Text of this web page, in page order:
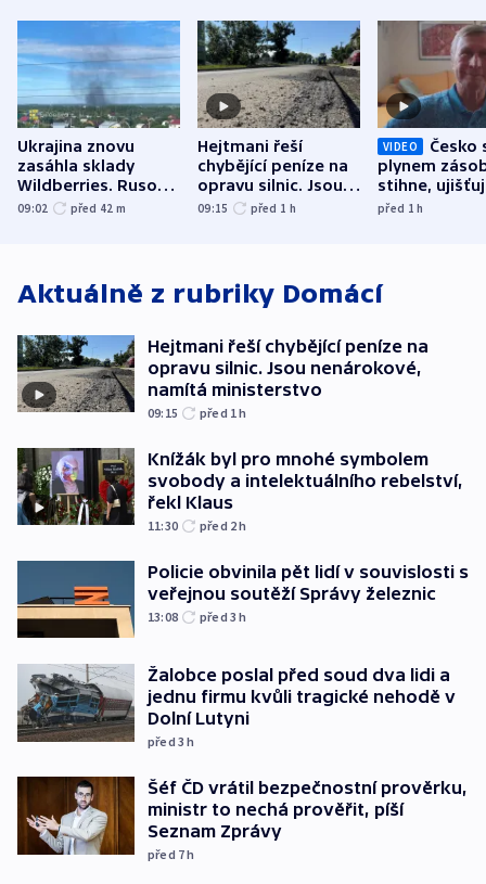
Ukrajina znovu
zasáhla sklady
Wildberries. Rusové
útočili v Charkovské
09:02 před 42 m
Hejtmani řeší
chybějící peníze na
opravu silnic. Jsou
nenárokové, namítá
09:15 před 1 h
VIDEO
Česko
plynem
stihne,
expert.
před 1h
Aktuálně z rubriky Domácí
Hejtmani řeší chybějící peníze na
opravu silnic. Jsou nenárokové,
namítá ministerstvo
09:15 před 1h
Knížák byl pro mnohé symbolem
svobody a intelektuálního rebelství,
řekl Klaus
11:30 před 2h
Policie obvinila pět lidí v souvislosti s
veřejnou soutěží Správy železnic
13:08 před 3h
Žalobce poslal před soud dva lidi a
jednu firmu kvůli tragické nehodě v
Dolní Lutyni
před 3h
Šéf ČD vrátil bezpečnostní prověrku,
ministr to nechá prověřit, píší
Seznam Zprávy
před 7h